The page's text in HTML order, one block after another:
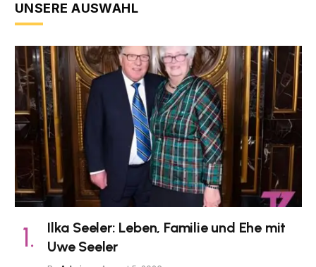
UNSERE AUSWAHL
Ilka Seeler: Leben, Familie und Ehe mit
Uwe Seeler